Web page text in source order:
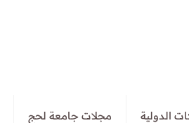
الدولية مجلات جامعة لحج